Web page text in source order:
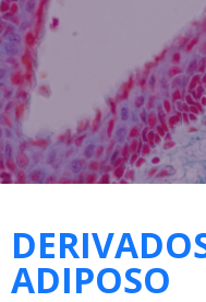
ADIPOSO